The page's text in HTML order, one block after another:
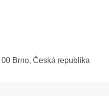
Brno, Česká republika